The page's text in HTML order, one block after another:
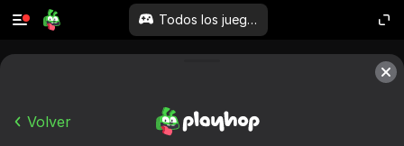
Todos los juegos
Volver